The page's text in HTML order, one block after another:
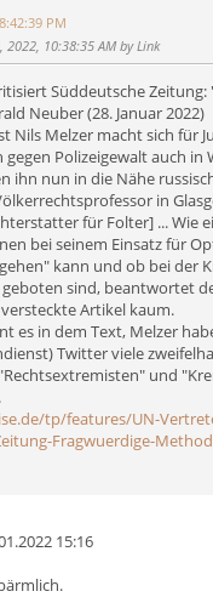
PM
2022, 10:38:35 AM by Link
Süddeutsche Zeitung:
Neuber (28. Januar 2022)
Nils Melzer macht sich für
Polizeigewalt auch in
ihn nun in die Nähe
in
für Folter] ... Wie
bei seinem Einsatz für
kann und ob bei der
geboten sind, beantwortet
Artikel kaum.
es in dem Text, Melzer
Twitter viele
und
tp/features/UN-
Fragwuerdige-
15:16